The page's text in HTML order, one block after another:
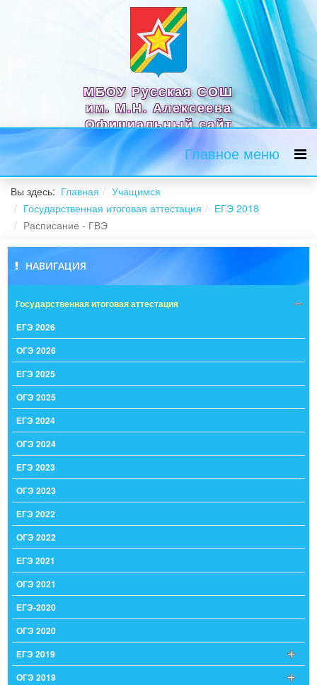
МБОУ Русская СОШ
им. М.Н. Алексеева
Официальный сайт
Главное меню
Вы здесь: Главная
Учащимся
Государственная итоговая аттестация
ЕГЭ 2018
Расписание - ГВЭ
НАВИГАЦИЯ
Государственная итоговая аттестация
ЕГЭ 2026
ОГЭ 2026
ЕГЭ 2025
ОГЭ 2025
ЕГЭ 2024
ОГЭ 2024
ЕГЭ 2023
ОГЭ 2023
ЕГЭ 2022
ОГЭ 2022
ЕГЭ 2021
ОГЭ 2021
ЕГЭ-2020
ОГЭ 2020
ЕГЭ 2019
ОГЭ 2019